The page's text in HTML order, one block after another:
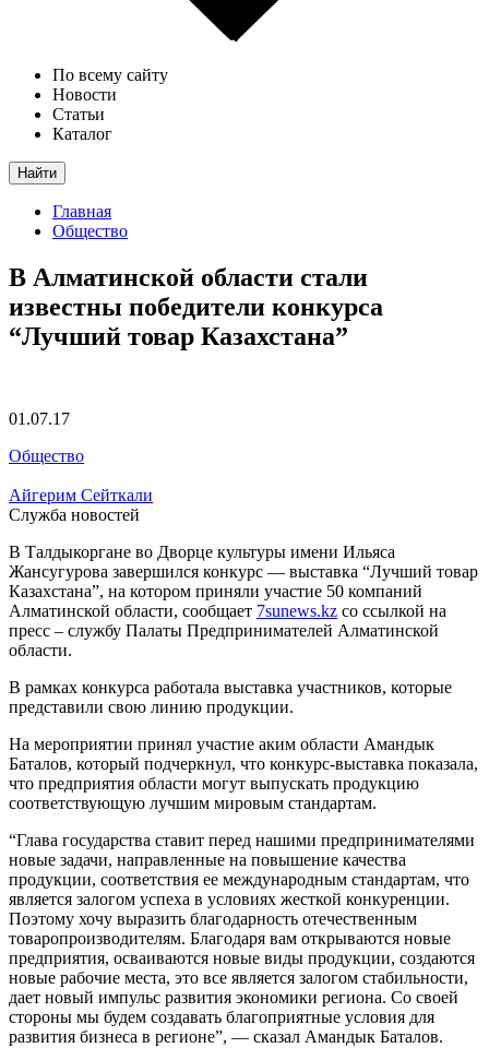
По всему сайту
Новости
Статьи
Каталог
Найти
Главная
Общество
В Алматинской области стали
известны победители конкурса
“Лучший товар Казахстана”
01.07.17
Общество
Айгерим Сейткали
Служба новостей
В Талдыкоргане во Дворце культуры имени Ильяса
Жансугурова завершился конкурс — выставка “Лучший товар
Казахстана”, на котором приняли участие 50 компаний
Алматинской области, сообщает 7sunews.kz со ссылкой на
пресс – службу Палаты Предпринимателей Алматинской
области.
В рамках конкурса работала выставка участников, которые
представили свою линию продукции.
На мероприятии принял участие аким области Амандык
Баталов, который подчеркнул, что конкурс-выставка показала,
что предприятия области могут выпускать продукцию
соответствующую лучшим мировым стандартам.
“Глава государства ставит перед нашими предпринимателями
новые задачи, направленные на повышение качества
продукции, соответствия ее международным стандартам, что
является залогом успеха в условиях жесткой конкуренции.
Поэтому хочу выразить благодарность отечественным
товаропроизводителям. Благодаря вам открываются новые
предприятия, осваиваются новые виды продукции, создаются
новые рабочие места, это все является залогом стабильности,
дает новый импульс развития экономики региона. Со своей
стороны мы будем создавать благоприятные условия для
развития бизнеса в регионе”, — сказал Амандык Баталов.